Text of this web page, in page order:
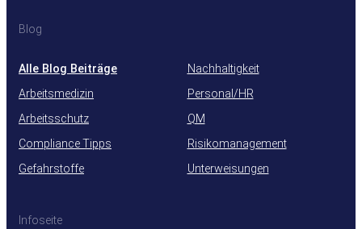
Blog
Alle Blog Beiträge
Arbeitsmedizin
Arbeitsschutz
Compliance Tipps
Gefahrstoffe
Nachhaltigkeit
Personal/HR
QM
Risikomanagement
Unterweisungen
Infoseite